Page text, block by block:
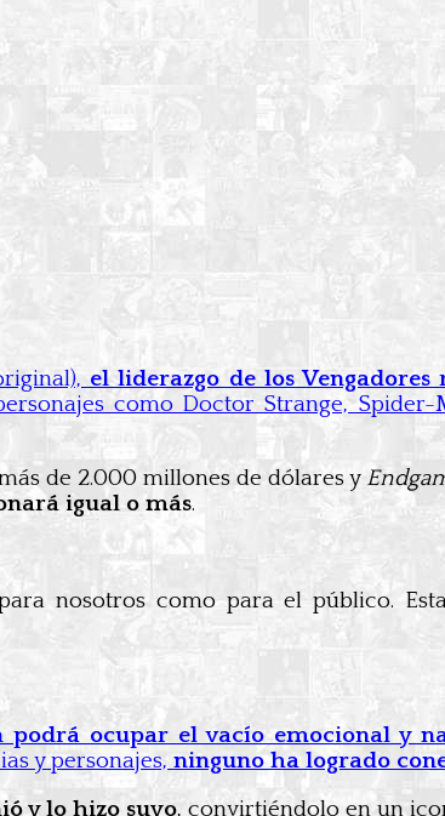
el liderazgo de los
como Doctor Strange,
de 2.000 millones de dólares y
igual o más.
nosotros como para el público.
podrá ocupar el vacío emocional y
y personajes, ninguno ha logrado
y lo hizo suyo, convirtiéndolo en un